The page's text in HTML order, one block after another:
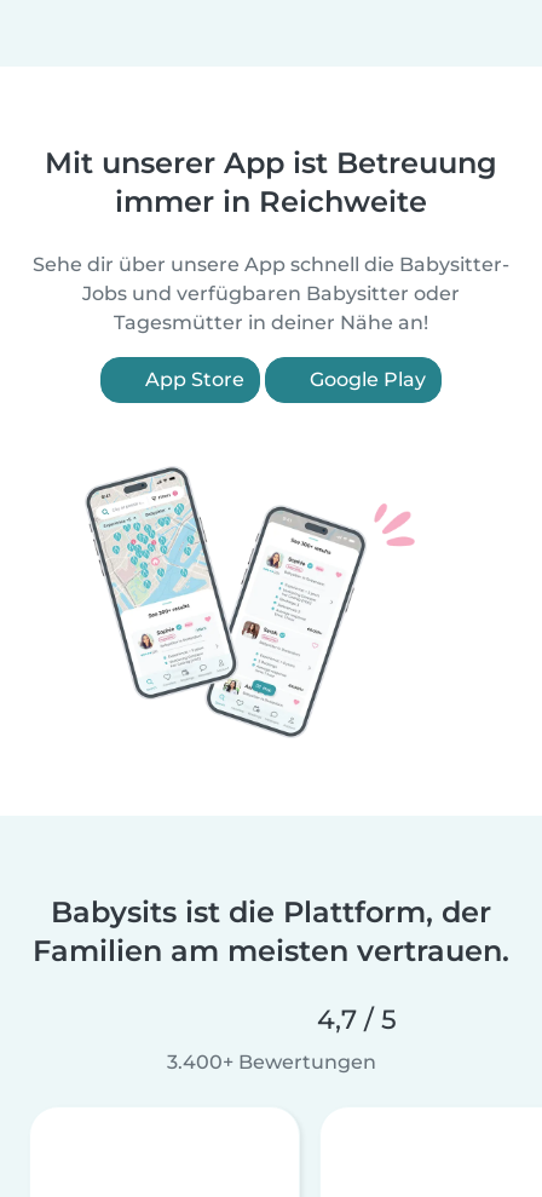
Mit unserer App ist Betreuung
immer in Reichweite
Sehe dir über unsere App schnell die Babysitter-
Jobs und verfügbaren Babysitter oder
Tagesmütter in deiner Nähe an!
App Store Google Play
Babysits ist die Plattform, der
Familien am meisten vertrauen.
4,7 / 5
3.400+ Bewertungen